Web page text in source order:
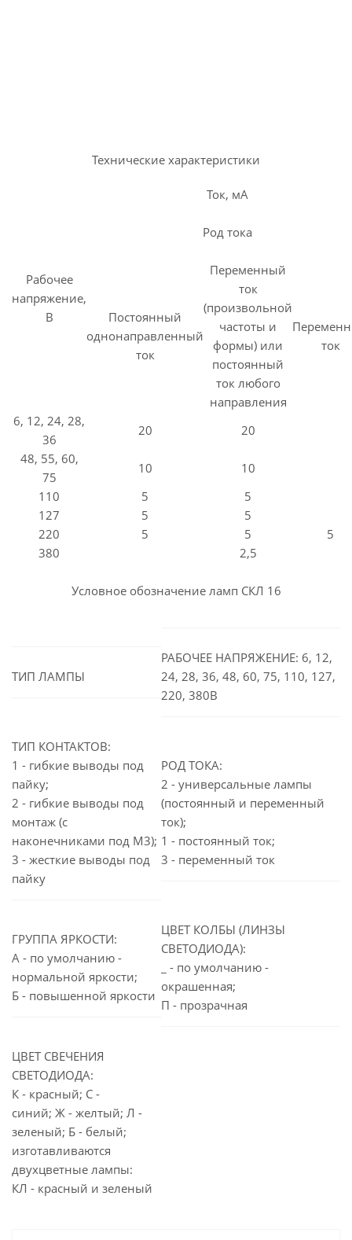
Технические характеристики
Рабочее
напряжение,
В
Ток, мА
Род тока
Постоянный
однонаправленный
ток
Переменный
ток
(произвольной
частоты и
формы) или
постоянный
ток любого
направления
ток
6, 12, 24, 28,
36
20
20
48, 55, 60,
75
10
10
110
5
5
127
5
5
220
5 5
5
380
2,5
Условное обозначение ламп СКЛ 16
ТИП ЛАМПЫ
РАБОЧЕЕ НАПРЯЖЕНИЕ: 6, 12,
24, 28, 36, 48, 60, 75, 110, 127,
220, 380В
ТИП КОНТАКТОВ:
1 - гибкие выводы под
пайку;
2 - гибкие выводы под
монтаж (с
наконечниками под М3);
3 - жесткие выводы под
пайку
РОД ТОКА:
2 - универсальные лампы
(постоянный и переменный
ток);
1 - постоянный ток;
3 - переменный ток
ГРУППА ЯРКОСТИ:
А - по умолчанию -
нормальной яркости;
Б - повышенной яркости
ЦВЕТ КОЛБЫ (ЛИНЗЫ
СВЕТОДИОДА):
_ - по умолчанию -
окрашенная;
П - прозрачная
ЦВЕТ СВЕЧЕНИЯ
СВЕТОДИОДА:
К - красный; С -
синий; Ж - желтый; Л -
зеленый; Б - белый;
изготавливаются
двухцветные лампы:
КЛ - красный и зеленый